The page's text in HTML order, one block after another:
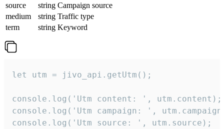
source
string Campaign source
medium
string Traffic type
term
string Keyword
let utm = jivo_api.getUtm();
console.log('Utm content: ', utm.content);
console.log('Utm campaign: ',
console.log('Utm source: ', utm.source);